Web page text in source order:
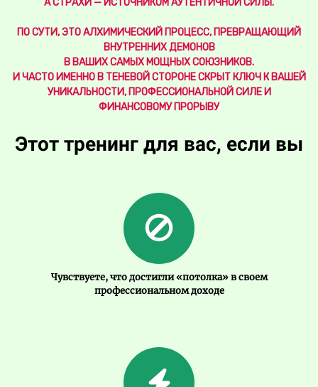
А СТРАХИ — ИСТОЧНИКОМ АУТЕНТИЧНОЙ СИЛЫ.
ПО СУТИ, ЭТО АЛХИМИЧЕСКИЙ ПРОЦЕСС, ПРЕВРАЩАЮЩИЙ
ВНУТРЕННИХ ДЕМОНОВ
В ВАШИХ САМЫХ МОЩНЫХ СОЮЗНИКОВ.
И ЧАСТО ИМЕННО В ТЕНЕВОЙ СТОРОНЕ СКРЫТ КЛЮЧ К ВАШЕЙ
УНИКАЛЬНОСТИ, ПРОФЕССИОНАЛЬНОЙ СИЛЕ И
ФИНАНСОВОМУ ПРОРЫВУ
Этот тренинг для вас, если вы
Чувствуете, что достигли «потолка» в своем
профессиональном доходе